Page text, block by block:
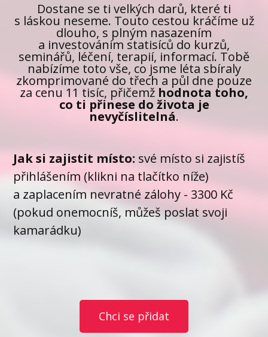
Dostane se ti velkých darů, které ti
s láskou neseme. Touto cestou kráčíme už
dlouho, s plným nasazením
a investováním statisíců do kurzů,
seminářů, léčení, terapií, informací. Tobě
nabízíme toto vše, co jsme léta sbíraly
zkomprimované do třech a půl dne pouze
za cenu 11 tisíc, přičemž hodnota toho,
co ti přinese do života je
nevyčíslitelná.
Jak si zajistit místo: své místo si zajistíš
přihlášením (klikni na tlačítko níže)
a zaplacením nevratné zálohy - 3300 Kč
(pokud onemocníš, můžeš poslat svoji
kamarádku)
Chci se přidat